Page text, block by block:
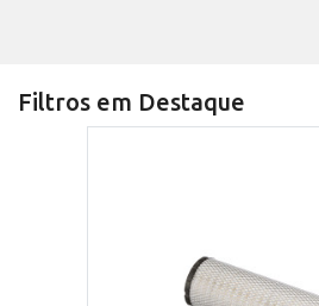
Filtros em Destaque